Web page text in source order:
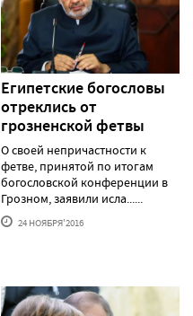
Египетские богословы
отреклись от
грозненской фетвы
О своей непричастности к
фетве, принятой по итогам
богословской конференции в
Грозном, заявили исла......
24 НОЯБРЯ'2016